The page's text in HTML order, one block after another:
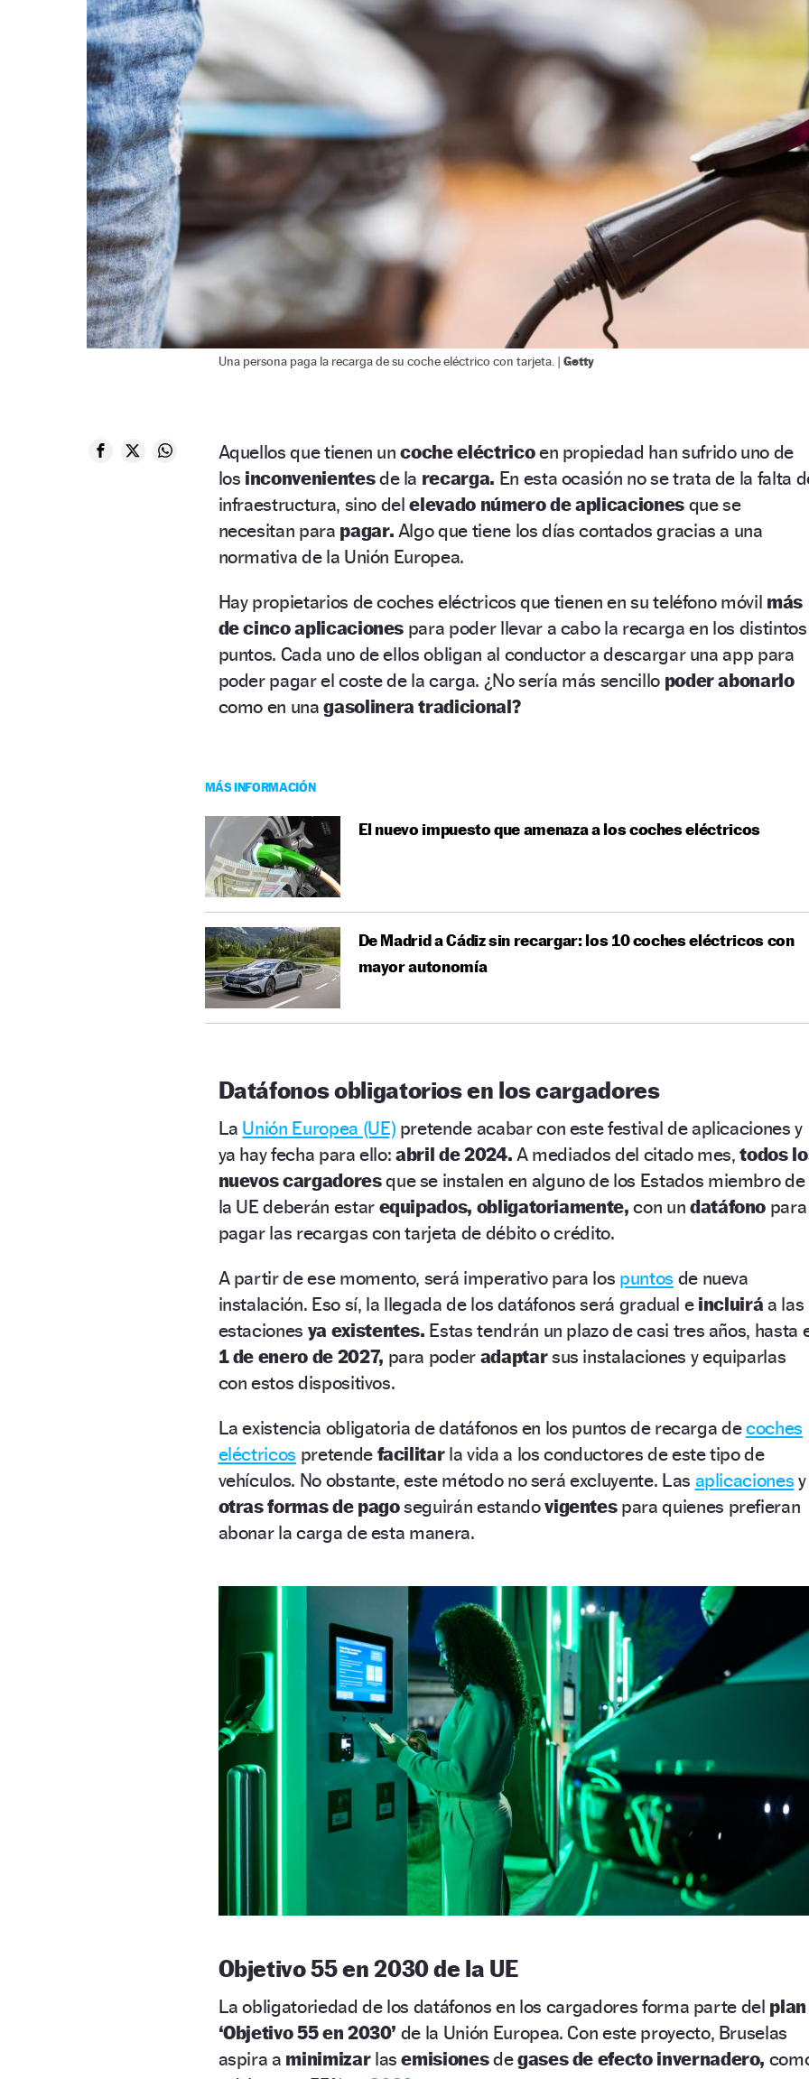
Una persona paga la recarga de su coche eléctrico con tarjeta. | Getty
Aquellos que tienen uncoche eléctricoen propiedad han sufrido uno de
los inconvenientesde la recarga. En esta ocasión no se trata de la falta
infraestructura, sino delelevado número de aplicaciones que se
necesitan para pagar. Algo que tiene los días contados gracias a una
normativa de la Unión Europea.
Hay propietarios de coches eléctricos que tienen en su teléfono móvil más
de cinco aplicaciones para poder llevar a cabo la recarga en los distintos
puntos. Cada uno de ellos obligan al conductor a descargar una app para
poder pagar el coste de la carga. ¿No sería más sencillopoder abonarlo
como en unagasolinera tradicional?
MÁS INFORMACIÓN
El nuevo impuesto que amenaza a los coches eléctricos
De Madrid a Cádiz sin recargar: los 10 coches eléctricos con
mayor autonomía
Datáfonos obligatorios en los cargadores
La Unión Europea (UE) pretende acabar con este festival de aplicaciones y
ya hay fecha para ello:abril de 2024. A mediados del citado mes,todos
nuevos cargadoresque se instalen en alguno de los Estados miembro de
la UE deberán estar equipados, obligatoriamente, con un datáfono para
pagar las recargas con tarjeta de débito o crédito.
A partir de ese momento, será imperativo para los puntos de nueva
instalación. Eso sí, la llegada de los datáfonos será gradual e incluirá a las
estaciones ya existentes. Estas tendrán un plazo de casi tres años, hasta
1 de enero de 2027, para poder adaptarsus instalaciones y equiparlas
con estos dispositivos.
La existencia obligatoria de datáfonos en los puntos de recarga decoches
eléctricos pretende facilitar la vida a los conductores de este tipo de
vehículos. No obstante, este método no será excluyente. Las aplicaciones y
otras formas de pagoseguirán estandovigentes para quienes prefieran
abonar la carga de esta manera.
Objetivo 55 en 2030 de la UE
La obligatoriedad de los datáfonos en los cargadores forma parte del plan
‘Objetivo 55 en 2030’ de la Unión Europea. Con este proyecto, Bruselas
aspira a minimizar lasemisionesdegases de efecto invernadero,